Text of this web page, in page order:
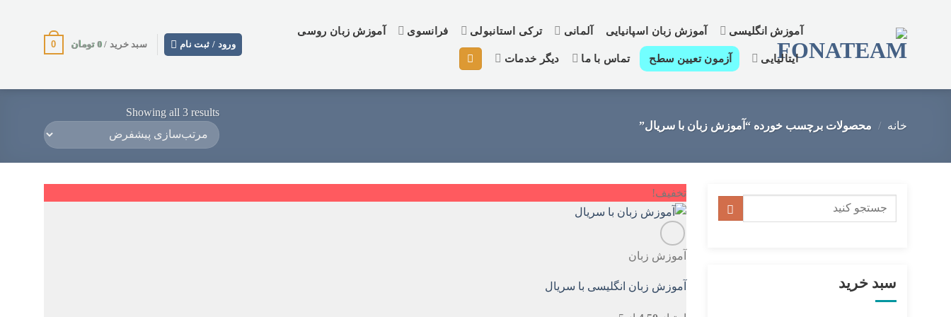
آموزش انگلیسی آموزش زبان اسپانیایی آلمانی ترکی استانبولی فرانسوی آموزش زبان روسی
ایتالیایی آزمون تعیین سطح تماس با ما دیگر خدمات
ورود / ثبت نام سبد خرید /0 تومان 0
خانه / محصولات برچسب خورده “آموزش زبان با سریال”
Showing all 3 results
سبد خرید
تخفیف!
آموزش زبان
آموزش زبان انگلیسی با سریال